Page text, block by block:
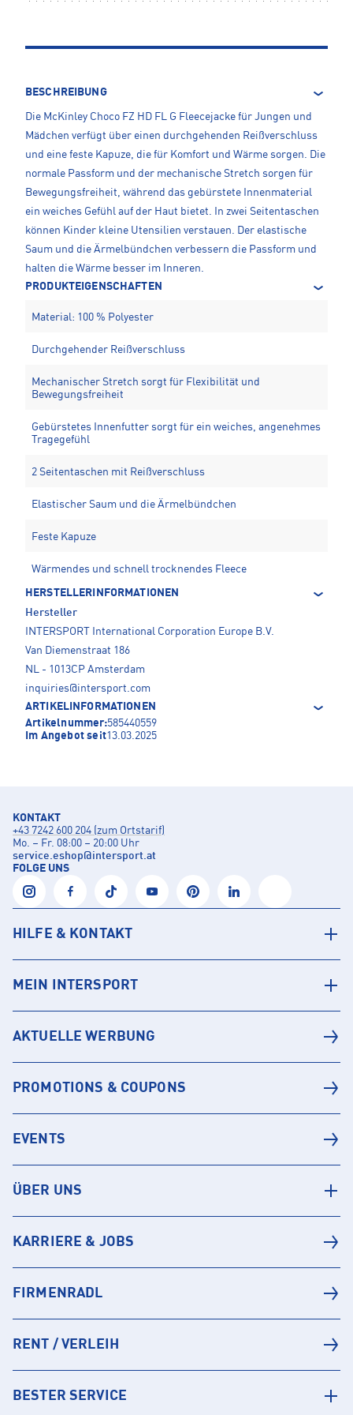
BESCHREIBUNG
Die McKinley Choco FZ HD FL G Fleecejacke für Jungen und
Mädchen verfügt über einen durchgehenden Reißverschluss
und eine feste Kapuze, die für Komfort und Wärme sorgen. Die
normale Passform und der mechanische Stretch sorgen für
Bewegungsfreiheit, während das gebürstete Innenmaterial
ein weiches Gefühl auf der Haut bietet. In zwei Seitentaschen
können Kinder kleine Utensilien verstauen. Der elastische
Saum und die Ärmelbündchen verbessern die Passform und
halten die Wärme besser im Inneren.
PRODUKTEIGENSCHAFTEN
Material: 100 % Polyester
Durchgehender Reißverschluss
Mechanischer Stretch sorgt für Flexibilität und
Bewegungsfreiheit
Gebürstetes Innenfutter sorgt für ein weiches, angenehmes
Tragegefühl
2 Seitentaschen mit Reißverschluss
Elastischer Saum und die Ärmelbündchen
Feste Kapuze
Wärmendes und schnell trocknendes Fleece
HERSTELLERINFORMATIONEN
Hersteller
INTERSPORT International Corporation Europe B.V.
Van Diemenstraat 186
NL - 1013CP Amsterdam
inquiries@intersport.com
ARTIKELINFORMATIONEN
Artikelnummer:585440559
Im Angebot seit13.03.2025
KONTAKT
+43 7242 600 204 (zum Ortstarif)
Mo. – Fr. 08:00 – 20:00 Uhr
service.eshop@intersport.at
FOLGE UNS
HILFE & KONTAKT
MEIN INTERSPORT
AKTUELLE WERBUNG
PROMOTIONS & COUPONS
EVENTS
ÜBER UNS
KARRIERE & JOBS
FIRMENRADL
RENT / VERLEIH
BESTER SERVICE